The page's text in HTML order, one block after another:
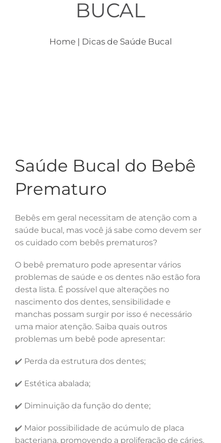
Crianças
BUCAL
Home| Dicas de Saúde Bucal
Saúde Bucal do Bebê
Prematuro
Bebês em geral necessitam de atenção com a
saúde bucal, mas você já sabe como devem ser
os cuidado com bebês prematuros?
O bebê prematuro pode apresentar vários
problemas de saúde e os dentes não estão fora
desta lista. É possível que alterações no
nascimento dos dentes, sensibilidade e
manchas possam surgir por isso é necessário
uma maior atenção. Saiba quais outros
problemas um bebê pode apresentar:
✔️ Perda da estrutura dos dentes;
✔️ Estética abalada;
✔️ Diminuição da função do dente;
✔️ Maior possibilidade de acúmulo de placa
bacteriana, promovendo a proliferação de cáries.